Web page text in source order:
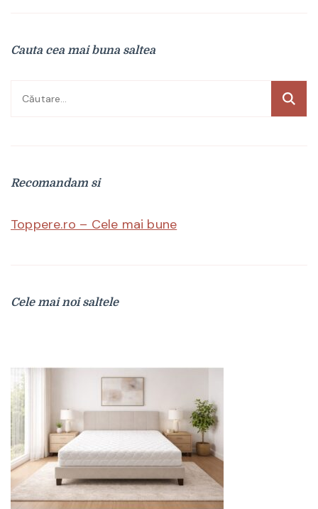
Cauta cea mai buna saltea
Caută
Recomandam si
Toppere.ro – Cele mai bune
Cele mai noi saltele